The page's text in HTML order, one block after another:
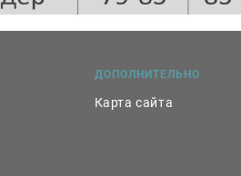
ДОПОЛНИТЕЛЬНО
Карта сайта